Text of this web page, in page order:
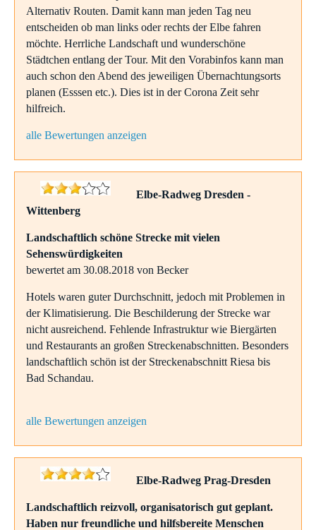
Alternativ Routen. Damit kann man jeden Tag neu
entscheiden ob man links oder rechts der Elbe fahren
möchte. Herrliche Landschaft und wunderschöne
Städtchen entlang der Tour. Mit den Vorabinfos kann man
auch schon den Abend des jeweiligen Übernachtungsorts
planen (Esssen etc.). Dies ist in der Corona Zeit sehr
hilfreich.
alle Bewertungen anzeigen
Elbe-Radweg Dresden -
Wittenberg
Landschaftlich schöne Strecke mit vielen
Sehenswürdigkeiten
bewertet am 30.08.2018 von Becker
Hotels waren guter Durchschnitt, jedoch mit Problemen in
der Klimatisierung. Die Beschilderung der Strecke war
nicht ausreichend. Fehlende Infrastruktur wie Biergärten
und Restaurants an großen Streckenabschnitten. Besonders
landschaftlich schön ist der Streckenabschnitt Riesa bis
Bad Schandau.
alle Bewertungen anzeigen
Elbe-Radweg Prag-Dresden
Landschaftlich reizvoll, organisatorisch gut geplant.
Haben nur freundliche und hilfsbereite Menschen